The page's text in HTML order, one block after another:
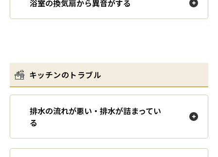
浴室の換気扇から異音がする
キッチンのトラブル
排水の流れが悪い・排水が詰まってい
る